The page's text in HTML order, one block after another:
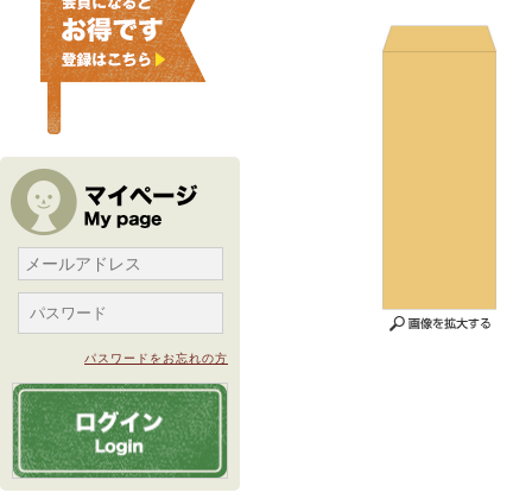
パスワードをお忘れの方